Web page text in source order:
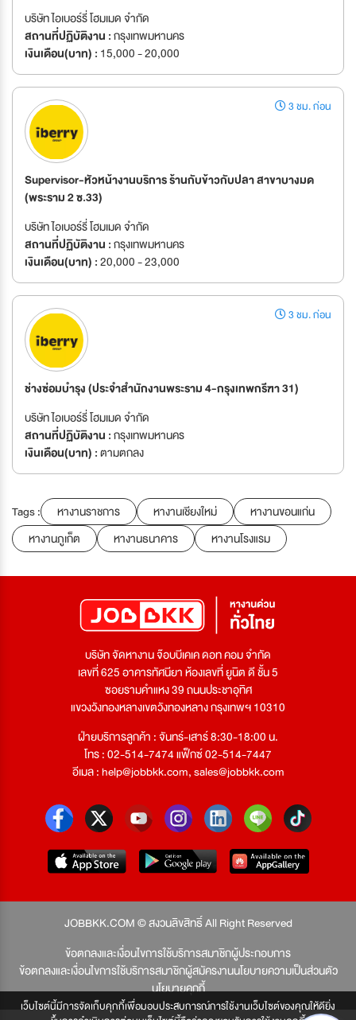
เว็บไซต์นี้มีการจัดเก็บคุกกี้เพื่อมอบประสบการณ์การใช้งานเว็บไซต์ของคุณให้ดียิ่ง
บริษัท ไอเบอร์รี่ โฮมเมด จำกัด
สถานที่ปฏิบัติงาน :กรุงเทพมหานคร
เงินเดือน(บาท) : 15,000 - 20,000
3 ชม. ก่อน
Supervisor-หัวหน้างานบริการ ร้านกับข้าวกับปลา สาขาบางมด
(พระราม 2 ซ.33)
บริษัท ไอเบอร์รี่ โฮมเมด จำกัด
สถานที่ปฏิบัติงาน :กรุงเทพมหานคร
เงินเดือน(บาท) :20,000 - 23,000
3 ชม. ก่อน
ช่างซ่อมบำรุง (ประจำสำนักงานพระราม 4-กรุงเทพกรีฑา 31)
บริษัท ไอเบอร์รี่ โฮมเมด จำกัด
สถานที่ปฏิบัติงาน :กรุงเทพมหานคร
เงินเดือน(บาท) :ตามตกลง
Tags : หางานราชการ หางานเชียงใหม่
หางานขอนแก่น
หางานภูเก็ต
หางานธนาคาร หางานโรงแรม
บริษัท จัดหางาน จ๊อบบีเคเค ดอท คอม จำกัด
เลขที่ 625 อาคารทัศนียา ห้องเลขที่ ยูนิต ดี ชั้น 5
ซอยรามคำแหง 39 ถนนประชาอุทิศ
แขวงวังทองหลางเขตวังทองหลาง กรุงเทพฯ 10310
ฝ่ายบริการลูกค้า : จันทร์-เสาร์ 8:30-18:00 น.
โทร : 02-514-7474 แฟ็กซ์ 02-514-7447
อีเมล :help@jobbkk.com,sales@jobbkk.com
JOBBKK.COM © สงวนลิขสิทธิ์ All Right Reserved
ข้อตกลงและเงื่อนไขการใช้บริการสมาชิกผู้ประกอบการ
ข้อตกลงและเงื่อนไขการใช้บริการสมาชิกผู้สมัครงานนโยบายความเป็นส่วนตัว
นโยบายคุกกี้